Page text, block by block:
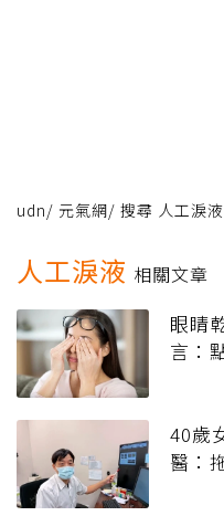
udn/ 元氣網/ 搜尋 人工淚
人工淚液 相關文章
眼睛
言：
40歲
醫：